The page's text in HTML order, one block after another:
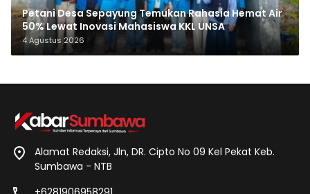
Petani Desa Sepayung Temukan Rahasia Hemat Air
50% Lewat Inovasi Mahasiswa KKL UNSA
4 Agustus 2026
Alamat Redaksi, Jln, DR. Cipto No 09 Kel Pekat Keb.
Sumbawa - NTB